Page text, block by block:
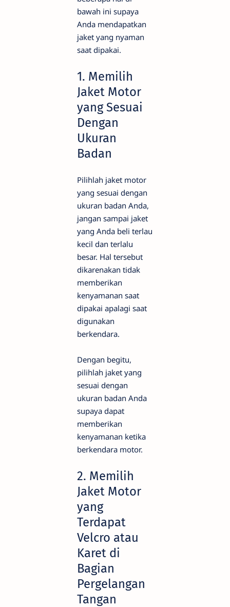
bawah ini supaya
Anda mendapatkan
jaket yang nyaman
saat dipakai.
1. Memilih
Jaket Motor
yang Sesuai
Dengan
Ukuran
Badan
Pilihlah jaket motor
yang sesuai dengan
ukuran badan Anda,
jangan sampai jaket
yang Anda beli terlau
kecil dan terlalu
besar. Hal tersebut
dikarenakan tidak
memberikan
kenyamanan saat
dipakai apalagi saat
digunakan
berkendara.
Dengan begitu,
pilihlah jaket yang
sesuai dengan
ukuran badan Anda
supaya dapat
memberikan
kenyamanan ketika
berkendara motor.
2. Memilih
Jaket Motor
yang
Terdapat
Velcro atau
Karet di
Bagian
Pergelangan
Tangan